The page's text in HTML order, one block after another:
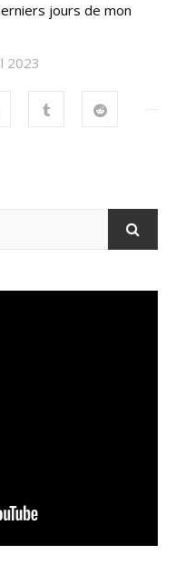
jours de mon
2023